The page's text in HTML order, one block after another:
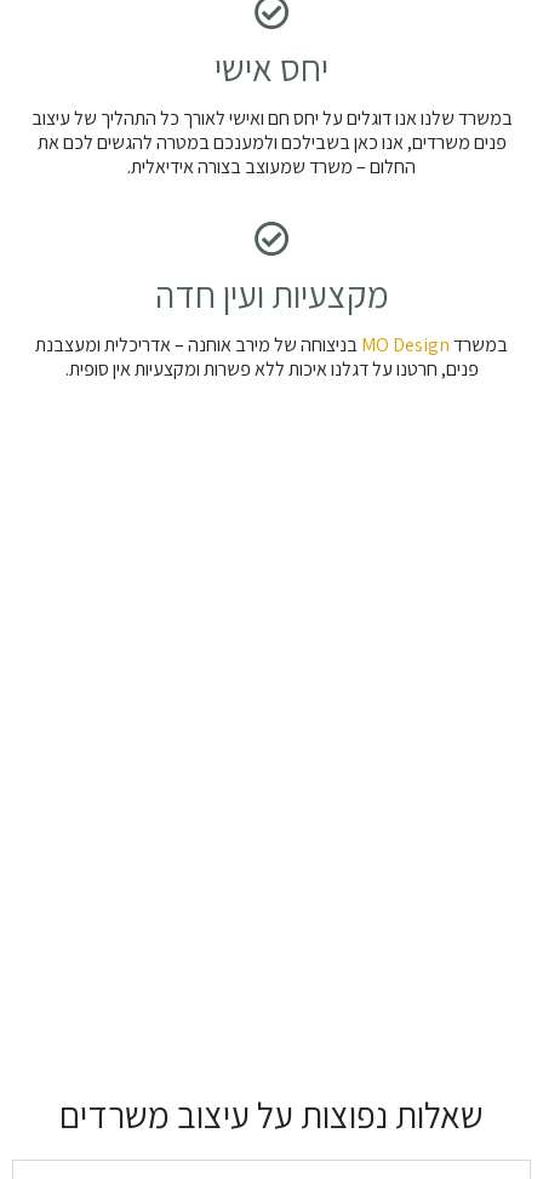
יחס אישי
במשרד שלנו אנו דוגלים על יחס חם ואישי לאורך כל התהליך של עיצוב
פנים משרדים, אנו כאן בשבילכם ולמענכם במטרה להגשים לכם את
החלום – משרד שמעוצב בצורה אידיאלית.
מקצעיות ועין חדה
במשרדMO Designבניצוחה של מירב אוחנה – אדריכלית ומעצבנת
פנים, חרטנו על דגלנו איכות ללא פשרות ומקצעיות אין סופית.
שאלות נפוצות על עיצוב משרדים